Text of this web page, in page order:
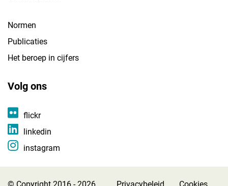
Normen
Publicaties
Het beroep in cijfers
Volg ons
flickr
linkedin
instagram